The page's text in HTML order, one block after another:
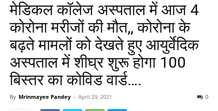
मेडिकल कॉलेज अस्पताल में आज 4
कोरोना मरीजों की मौत,, कोरोना के
बढ़ते मामलों को देखते हुए आयुर्वेदिक
अस्पताल में शीघ्र शुरू होगा 100
बिस्तर का कोविड वार्ड….
By Mrinmayee Pandey - April 29, 2021 0